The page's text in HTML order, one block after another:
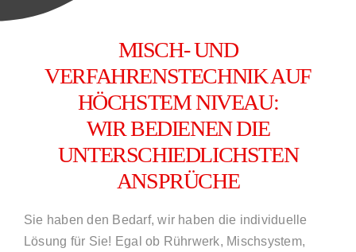
MISCH- UND
VERFAHRENSTECHNIK AUF
HÖCHSTEM NIVEAU:
WIR BEDIENEN DIE
UNTERSCHIEDLICHSTEN
ANSPRÜCHE
Sie haben den Bedarf, wir haben die individuelle
Lösung für Sie! Egal ob Rührwerk, Mischsystem,